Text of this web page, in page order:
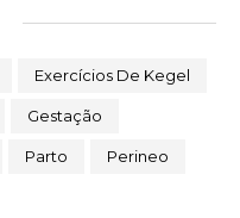
Exercícios De Kegel
Gestação
Parto Perineo